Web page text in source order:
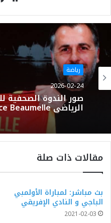
رياضة
2026-02-24
صور الندوة الصحفية
الرياضي Patrice Beaumelle
مقالات ذات صلة
بث مباشر: لمباراة الأولمبي
الباجي و النادي الإفريقي
2021-02-03